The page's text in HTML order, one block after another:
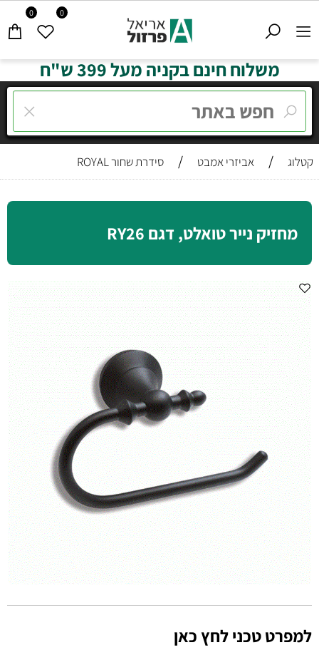
0 0
משלוח חינם בקניה מעל 399 ש"ח
קטלוג / אביזרי אמבט / סידרת שחור ROYAL
מחזיק נייר טואלט, דגם RY26
למפרט טכני לחץ כאן